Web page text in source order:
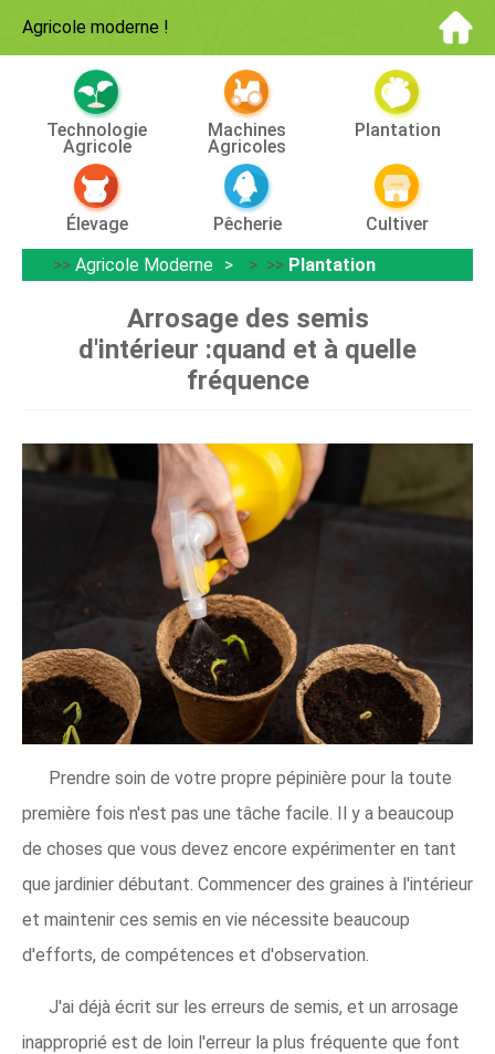
Agricole moderne !
Technologie
Agricole
Machines
Agricoles
Plantation
Élevage Pêcherie
Cultiver
>> Agricole Moderne > >> Plantation
Arrosage des semis
d'intérieur :quand et à quelle
fréquence
Prendre soin de votre propre pépinière pour la toute
première fois n'est pas une tâche facile. Il y a beaucoup
de choses que vous devez encore expérimenter en tant
que jardinier débutant. Commencer des graines à l'intérieur
et maintenir ces semis en vie nécessite beaucoup
d'efforts, de compétences et d'observation.
J'ai déjà écrit sur les erreurs de semis, et un arrosage
inapproprié est de loin l'erreur la plus fréquente que font